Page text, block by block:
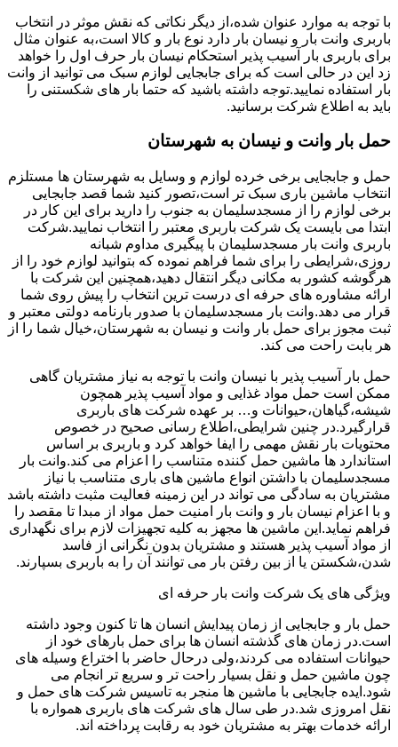
با توجه به موارد عنوان شده،از دیگر نکاتی که نقش موثر در انتخاب
باربری وانت بار و نیسان بار دارد نوع بار و کالا است،به عنوان مثال
برای باربری بار آسیب پذیر استحکام نیسان بار حرف اول را خواهد
زد این در حالی است که برای جابجایی لوازم سبک می توانید از وانت
بار استفاده نمایید.توجه داشته باشید که حتما بار های شکستنی را
باید به اطلاع شرکت برسانید.
حمل بار وانت و نیسان به شهرستان
حمل و جابجایی برخی خرده لوازم و وسایل به شهرستان ها مستلزم
انتخاب ماشین باری سبک تر است،تصور کنید شما قصد جابجایی
برخی لوازم را از مسجدسلیمان به جنوب را دارید برای این کار در
ابتدا می بایست یک شرکت باربری معتبر را انتخاب نمایید.شرکت
باربری وانت بار مسجدسلیمان با پیگیری مداوم شبانه
روزی،شرایطی را برای شما فراهم نموده که بتوانید لوازم خود را از
هرگوشه کشور به مکانی دیگر انتقال دهید،همچنین این شرکت با
ارائه مشاوره های حرفه ای درست ترین انتخاب را پیش روی شما
قرار می دهد.وانت بار مسجدسلیمان با صدور بارنامه دولتی معتبر و
ثبت مجوز برای حمل بار وانت و نیسان به شهرستان،خیال شما را از
هر بابت راحت می کند.
حمل بار آسیب پذیر با نیسان وانت با توجه به نیاز مشتریان گاهی
ممکن است حمل مواد غذایی و مواد آسیب پذیر همچون
شیشه،گیاهان،حیوانات و… بر عهده شرکت های باربری
قرارگیرد.در چنین شرایطی،اطلاع رسانی صحیح در خصوص
محتویات بار نقش مهمی را ایفا خواهد کرد و باربری بر اساس
استاندارد ها ماشین حمل کننده متناسب را اعزام می کند.وانت بار
مسجدسلیمان با داشتن انواع ماشین های باری متناسب با نیاز
مشتریان به سادگی می تواند در این زمینه فعالیت مثبت داشته باشد
و با اعزام نیسان بار و وانت بار امنیت حمل مواد از مبدا تا مقصد را
فراهم نماید.این ماشین ها مجهز به کلیه تجهیزات لازم برای نگهداری
از مواد آسیب پذیر هستند و مشتریان بدون نگرانی از فاسد
شدن،شکستن یا از بین رفتن بار می توانند آن را به باربری بسپارند.
ویژگی های یک شرکت وانت بار حرفه ای
حمل بار و جابجایی از زمان پیدایش انسان ها تا کنون وجود داشته
است.در زمان های گذشته انسان ها برای حمل بارهای خود از
حیوانات استفاده می کردند،ولی درحال حاضر با اختراع وسیله های
چون ماشین حمل و نقل بسیار راحت تر و سریع تر انجام می
شود.ایده جابجایی با ماشین ها منجر به تاسیس شرکت های حمل و
نقل امروزی شد.در طی سال های شرکت های باربری همواره با
ارائه خدمات بهتر به مشتریان خود به رقابت پرداخته اند.